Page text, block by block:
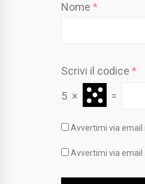
Nome *
Scrivi il codice *
5 × =
Avvertimi via email
Avvertimi via email